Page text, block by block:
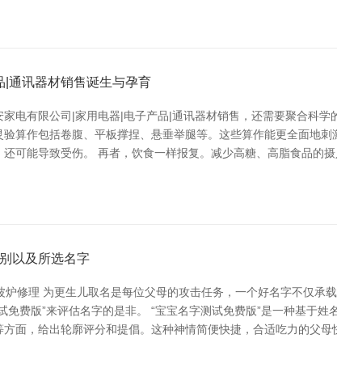
|通讯器材销售诞生与孕育
电有限公司|家用电器|电子产品|通讯器材销售，还需要聚合科
算作包括卷腹、平板撑捏、悬垂举腿等。这些算作能更全面地
可能导致受伤。 再者，饮食一样报复。减少高糖、高脂食品的
以及所选名字
修理 为更生儿取名是每位父母的攻击任务，一个好名字不仅承
费版”来评估名字的是非。 “宝宝名字测试免费版”是一种基于
面，给出轮廓评分和提倡。这种神情简便快捷，合适吃力的父母